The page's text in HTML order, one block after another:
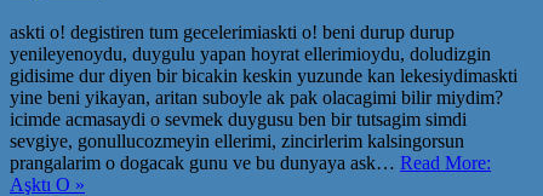
askti o! degistiren tum gecelerimiaskti o! beni durup durup
yenileyenoydu, duygulu yapan hoyrat ellerimioydu, doludizgin
gidisime dur diyen bir bicakin keskin yuzunde kan lekesiydimaskti
yine beni yikayan, aritan suboyle ak pak olacagimi bilir miydim?
icimde acmasaydi o sevmek duygusu ben bir tutsagim simdi
sevgiye, gonullucozmeyin ellerimi, zincirlerim kalsingorsun
prangalarim o dogacak gunu ve bu dunyaya ask… Read More:
Aşktı O »